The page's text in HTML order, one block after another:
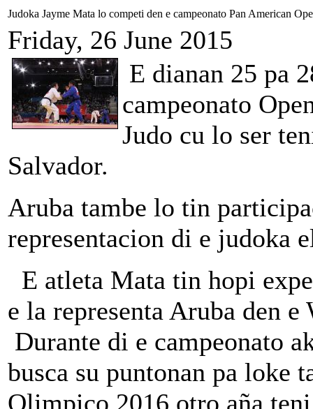
Judoka Jayme Mata lo competi den e campeonato Pan American
Friday, 26 June 2015
E dianan 25 pa
campeonato
Judo cu lo ser
Salvador.
Aruba tambe lo tin
representacion di e judoka
E atleta Mata tin hopi
e la representa Aruba den
Durante di e campeonato
busca su puntonan pa loke
Olimpico 2016 otro aña